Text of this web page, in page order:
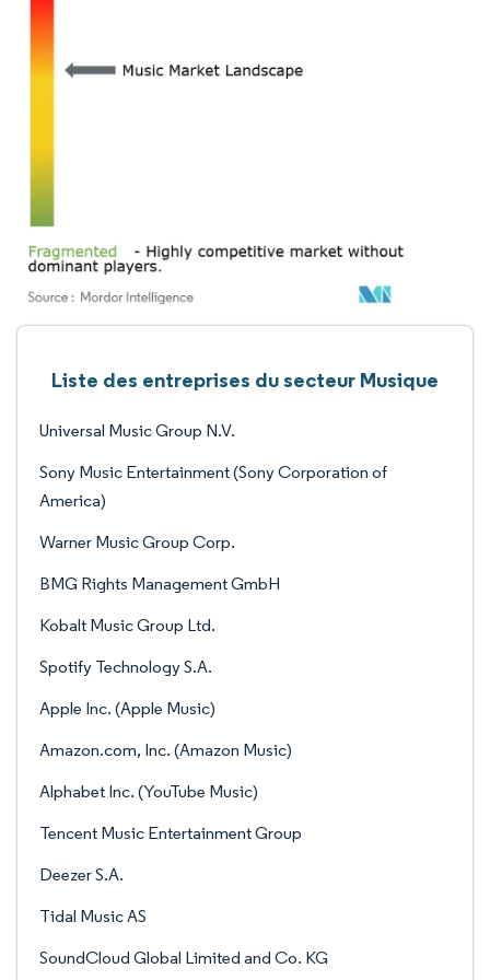
Liste des entreprises du secteur Musique
Universal Music Group N.V.
Sony Music Entertainment (Sony Corporation of
America)
Warner Music Group Corp.
BMG Rights Management GmbH
Kobalt Music Group Ltd.
Spotify Technology S.A.
Apple Inc. (Apple Music)
Amazon.com, Inc. (Amazon Music)
Alphabet Inc. (YouTube Music)
Tencent Music Entertainment Group
Deezer S.A.
Tidal Music AS
SoundCloud Global Limited and Co. KG